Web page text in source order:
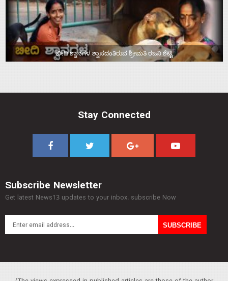
ಬೀದಿ ಶ್ವಾನಗಳ ಶ್ವಾಸದಂತಿರುವ ಶ್ರೀಮತಿ ರಜನಿ ಶೆಟ್ಟಿ
Stay Connected
Subscribe Newsletter
Get latest News13 updates to your inbox. subscribe Now